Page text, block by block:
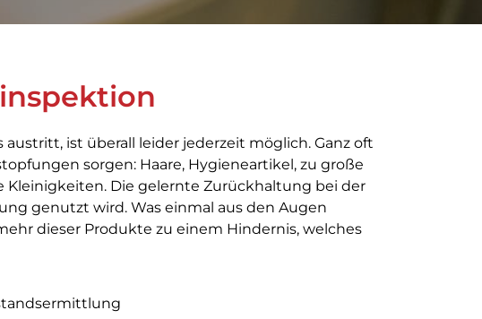
ist überall leider jederzeit möglich. Ganz oft
sorgen: Haare, Hygieneartikel, zu große
Kleinigkeiten. Die gelernte Zurückhaltung bei der
genutzt wird. Was einmal aus den Augen
dieser Produkte zu einem Hindernis, welches